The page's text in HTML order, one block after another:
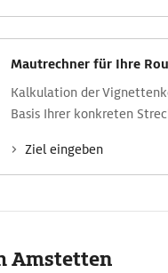
Mautrechner für Ihre
Kalkulation der
Basis Ihrer konkreten
Ziel eingeben
Amstetten